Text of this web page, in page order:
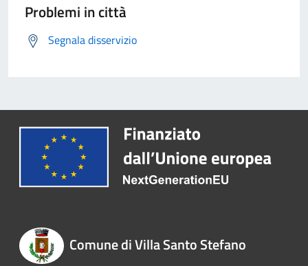
Problemi in città
Segnala disservizio
Comune di Villa Santo Stefano